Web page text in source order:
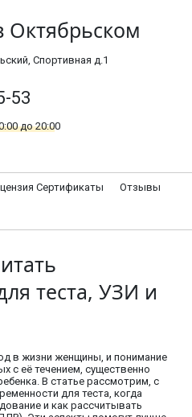
Октябрьском
Спортивная д.1
53
до 20:00
Сертификаты Отзывы
теста, УЗИ и
в жизни женщины, и понимание
с её течением, существенно
В статье рассмотрим, с
для теста, когда
и как рассчитывать